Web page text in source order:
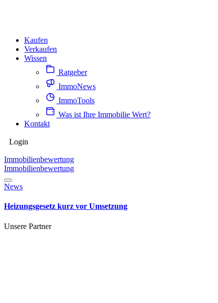
Kaufen
Verkaufen
Wissen
Ratgeber
ImmoNews
ImmoTools
Was ist Ihre Immobilie Wert?
Kontakt
Login
Immobilienbewertung
Immobilienbewertung
News
Heizungsgesetz kurz vor Umsetzung
Unsere Partner